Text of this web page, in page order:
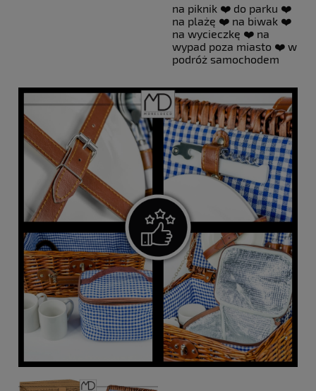
na piknik ❤️ do parku ❤️
na plażę ❤️ na biwak ❤️
na wycieczkę ❤️ na
wypad poza miasto ❤️ w
podróż samochodem